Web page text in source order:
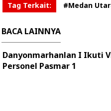
Tag Terkait: #Medan
BACA LAINNYA
Danyonmarhanlan I Ikuti
Personel Pasmar 1